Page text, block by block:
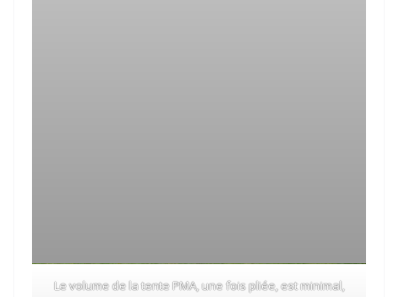
Le volume de la tente PMA, une fois pliée, est minimal,